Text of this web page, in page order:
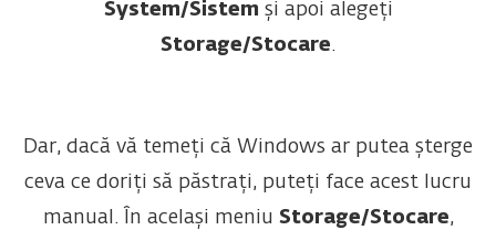
System/Sistem și apoi alegeți
Storage/Stocare.
Dar, dacă vă temeți că Windows ar putea șterge
ceva ce doriți să păstrați, puteți face acest lucru
manual. În același meniu Storage/Stocare,